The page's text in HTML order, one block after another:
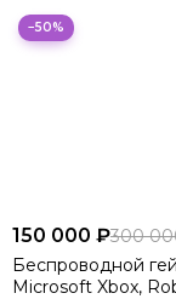
−50%
150 000 ₽300
Беспроводной
Microsoft Xbox,